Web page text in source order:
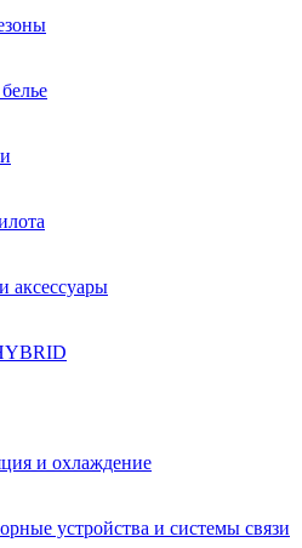
и охлаждение
устройства и системы связи